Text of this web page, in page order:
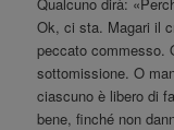
Ok, ci sta. Magari il
peccato commesso.
sottomissione. O
ciascuno è libero di
bene, finché non